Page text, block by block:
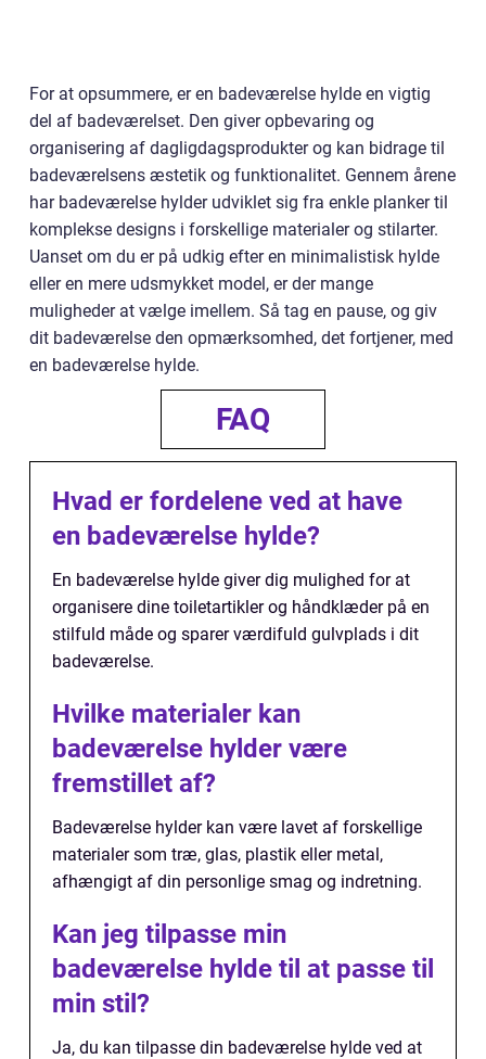
For at opsummere, er en badeværelse hylde en vigtig
del af badeværelset. Den giver opbevaring og
organisering af dagligdagsprodukter og kan bidrage til
badeværelsens æstetik og funktionalitet. Gennem årene
har badeværelse hylder udviklet sig fra enkle planker til
komplekse designs i forskellige materialer og stilarter.
Uanset om du er på udkig efter en minimalistisk hylde
eller en mere udsmykket model, er der mange
muligheder at vælge imellem. Så tag en pause, og giv
dit badeværelse den opmærksomhed, det fortjener, med
en badeværelse hylde.
FAQ
Hvad er fordelene ved at have
en badeværelse hylde?
En badeværelse hylde giver dig mulighed for at
organisere dine toiletartikler og håndklæder på en
stilfuld måde og sparer værdifuld gulvplads i dit
badeværelse.
Hvilke materialer kan
badeværelse hylder være
fremstillet af?
Badeværelse hylder kan være lavet af forskellige
materialer som træ, glas, plastik eller metal,
afhængigt af din personlige smag og indretning.
Kan jeg tilpasse min
badeværelse hylde til at passe til
min stil?
Ja, du kan tilpasse din badeværelse hylde ved at